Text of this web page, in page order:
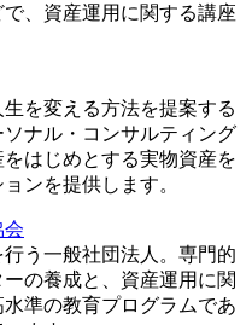
、資産運用に関する講座
を変える方法を提案する
ナル・コンサルティング
はじめとする実物資産を
ンを提供します。
会
う一般社団法人。専門的
の養成と、資産運用に関
準の教育プログラムであ